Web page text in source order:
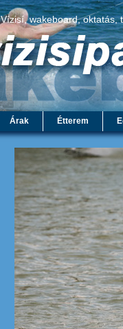
Vízisí, wakeboard, oktatás,
Árak Étterem